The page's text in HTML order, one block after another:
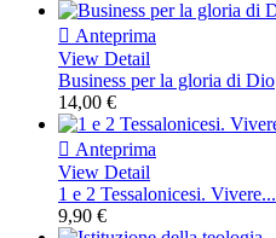
 Anteprima
View Detail
Business per la gloria di Dio
14,00 €
 Anteprima
View Detail
1 e 2 Tessalonicesi. Vivere...
9,90 €